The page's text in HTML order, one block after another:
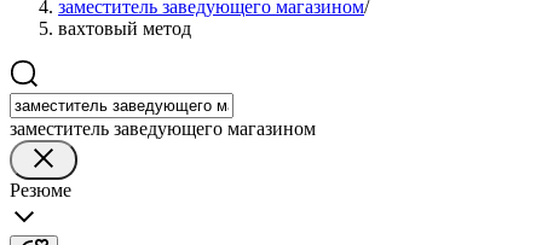
заместитель заведующего магазином/
вахтовый метод
заместитель заведующего магазином
Резюме